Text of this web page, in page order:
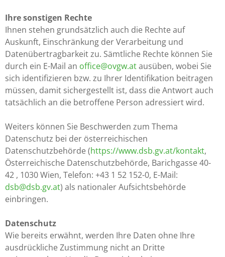
Ihre sonstigen Rechte
Ihnen stehen grundsätzlich auch die Rechte auf
Auskunft, Einschränkung der Verarbeitung und
Datenübertragbarkeit zu. Sämtliche Rechte können Sie
durch ein E-Mail an office@ovgw.atausüben, wobei Sie
sich identifizieren bzw. zu Ihrer Identifikation beitragen
müssen, damit sichergestellt ist, dass die Antwort auch
tatsächlich an die betroffene Person adressiert wird.
Weiters können Sie Beschwerden zum Thema
Datenschutz bei der österreichischen
Datenschutzbehörde (https://www.dsb.gv.at/kontakt,
Österreichische Datenschutzbehörde, Barichgasse 40-
42 , 1030 Wien, Telefon: +43 1 52 152-0, E-Mail:
dsb@dsb.gv.at) als nationaler Aufsichtsbehörde
einbringen.
Datenschutz
Wie bereits erwähnt, werden Ihre Daten ohne Ihre
ausdrückliche Zustimmung nicht an Dritte